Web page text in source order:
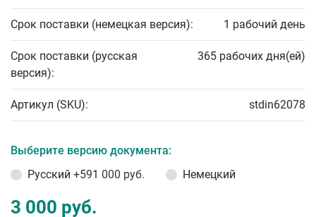
Срок поставки (немецкая версия): 1 рабочий день
Срок поставки (русская
версия):
365 рабочих дня(ей)
Артикул (SKU): stdin62078
Выберите версию документа:
Русский +591 000 руб. Немецкий
3 000 руб.